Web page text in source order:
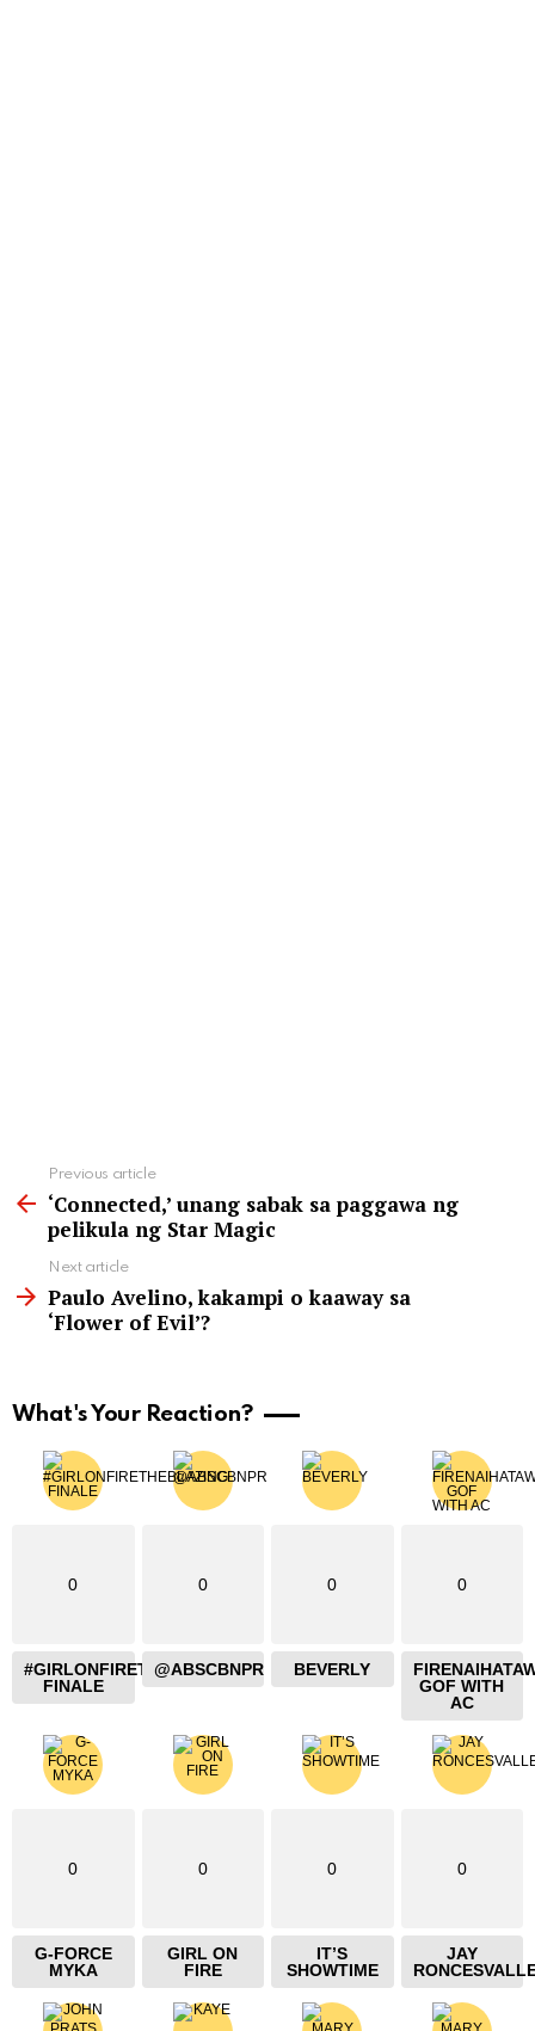
more
Previous article
‘Connected,’ unang sabak sa paggawa ng
pelikula ng Star Magic
Next article
Paulo Avelino, kakampi o kaaway sa
‘Flower of Evil’?
What's Your Reaction?
0
#GIRLONFIRETHEBLAZING
FINALE
0
@ABSCBNPR
0
BEVERLY
0
GOF WITH
AC
0
G-FORCE
MYKA
0
GIRL ON
FIRE
0
IT’S
SHOWTIME
0
JAY